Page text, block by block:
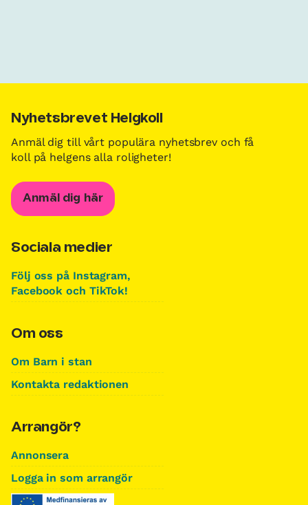
Nyhetsbrevet Helgkoll
Anmäl dig till vårt populära nyhetsbrev och få
koll på helgens alla roligheter!
Anmäl dig här
Sociala medier
Följ oss på Instagram,
Facebook och TikTok!
Om oss
Om Barn i stan
Kontakta redaktionen
Arrangör?
Annonsera
Logga in som arrangör